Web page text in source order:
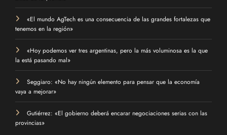
«El mundo AgTech es una consecuencia de las grandes fortalezas que
tenemos en la región»
«Hoy podemos ver tres argentinas, pero la más voluminosa es la que
la está pasando mal»
Seggiaro: «No hay ningún elemento para pensar que la economía
vaya a mejorar»
Gutiérrez: «El gobierno deberá encarar negociaciones serias con las
provincias»